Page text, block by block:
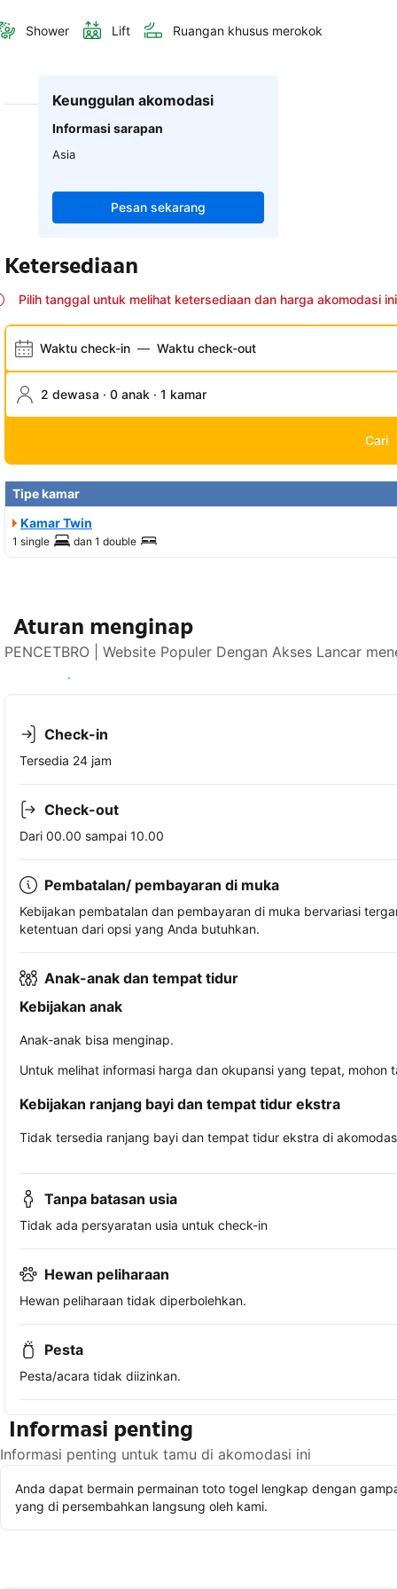
Shower Lift Ruangan khusus merokok
Keunggulan akomodasi
Informasi sarapan
Asia
Pesan sekarang
Ketersediaan
Pilih tanggal untuk melihat ketersediaan dan harga akomodasi ini
Waktu check-in — Waktu check-out
2 dewasa · 0 anak · 1 kamar
Cari
Tipe kamar
Kamar Twin
1 single dan 1 double
Aturan menginap
PENCETBRO | Website Populer Dengan Akses Lancar
Lihat ketersediaan
Check-in
Tersedia 24 jam
Check-out
Dari 00.00 sampai 10.00
Pembatalan/ pembayaran di muka
Kebijakan pembatalan dan pembayaran di muka bervariasi
ketentuan dari opsi yang Anda butuhkan.
Anak-anak dan tempat tidur
Kebijakan anak
Anak-anak bisa menginap.
Untuk melihat informasi harga dan okupansi yang tepat,
Kebijakan ranjang bayi dan tempat tidur ekstra
Tidak tersedia ranjang bayi dan tempat tidur ekstra di
Tanpa batasan usia
Tidak ada persyaratan usia untuk check-in
Hewan peliharaan
Hewan peliharaan tidak diperbolehkan.
Pesta
Pesta/acara tidak diizinkan.
Informasi penting
Informasi penting untuk tamu di akomodasi ini
Anda dapat bermain permainan toto togel lengkap dengan
yang di persembahkan langsung oleh kami.